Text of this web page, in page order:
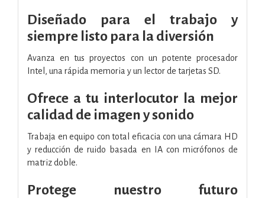
Diseñado para el trabajo y
siempre listo para la diversión
Avanza en tus proyectos con un potente procesador
Intel, una rápida memoria y un lector de tarjetas SD.
Ofrece a tu interlocutor la mejor
calidad de imagen y sonido
Trabaja en equipo con total eficacia con una cámara HD
y reducción de ruido basada en IA con micrófonos de
matriz doble.
Protege nuestro futuro